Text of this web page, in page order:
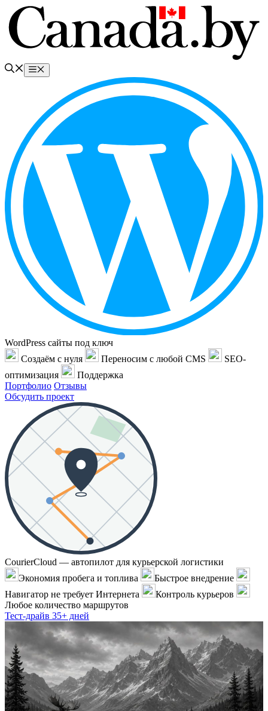
Перейти
содержимому
Меню
WordPress сайты под ключ
Создаём с нуля
Переносим с любой CMS
SEO-
оптимизация
Поддержка
Портфолио Отзывы
Обсудить проект
CourierCloud — автопилот для курьерской логистики
Экономия пробега и топлива
Быстрое внедрение
Навигатор не требует Интернета
Контроль курьеров
Любое количество маршрутов
Тест-драйв 35+ дней